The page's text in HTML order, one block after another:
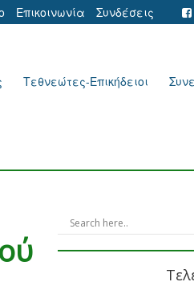
Επικοινωνία Συνδέσεις
Τεθνεώτες-Επικήδειοι